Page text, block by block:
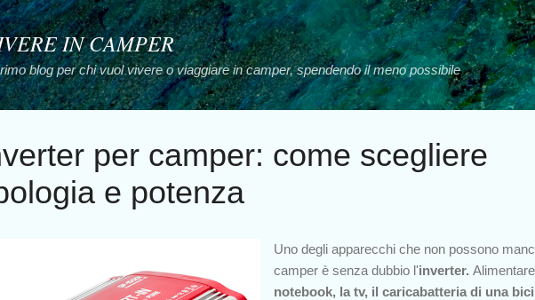
Passa ai contenuti principali
IN CAMPER
blog per chi vuol vivere o viaggiare in camper, spendendo il meno possibile
per camper: come scegliere
e potenza
Uno degli apparecchi che non possono
camper è senza dubbio l'inverter.
notebook, la tv, il caricabatteria di una bici